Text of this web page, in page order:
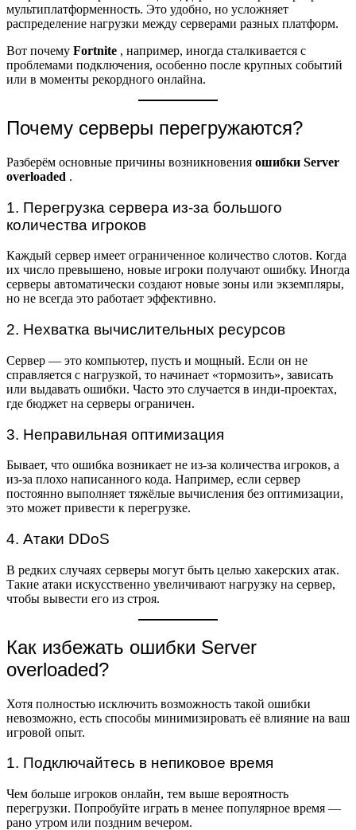
мультиплатформенность. Это удобно, но усложняет
распределение нагрузки между серверами разных платформ.
Вот почему Fortnite , например, иногда сталкивается с
проблемами подключения, особенно после крупных событий
или в моменты рекордного онлайна.
Почему серверы перегружаются?
Разберём основные причины возникновения ошибки Server
overloaded .
1. Перегрузка сервера из-за большого
количества игроков
Каждый сервер имеет ограниченное количество слотов. Когда
их число превышено, новые игроки получают ошибку. Иногда
серверы автоматически создают новые зоны или экземпляры,
но не всегда это работает эффективно.
2. Нехватка вычислительных ресурсов
Сервер — это компьютер, пусть и мощный. Если он не
справляется с нагрузкой, то начинает «тормозить», зависать
или выдавать ошибки. Часто это случается в инди-проектах,
где бюджет на серверы ограничен.
3. Неправильная оптимизация
Бывает, что ошибка возникает не из-за количества игроков, а
из-за плохо написанного кода. Например, если сервер
постоянно выполняет тяжёлые вычисления без оптимизации,
это может привести к перегрузке.
4. Атаки DDoS
В редких случаях серверы могут быть целью хакерских атак.
Такие атаки искусственно увеличивают нагрузку на сервер,
чтобы вывести его из строя.
Как избежать ошибки Server
overloaded?
Хотя полностью исключить возможность такой ошибки
невозможно, есть способы минимизировать её влияние на ваш
игровой опыт.
1. Подключайтесь в непиковое время
Чем больше игроков онлайн, тем выше вероятность
перегрузки. Попробуйте играть в менее популярное время —
рано утром или поздним вечером.